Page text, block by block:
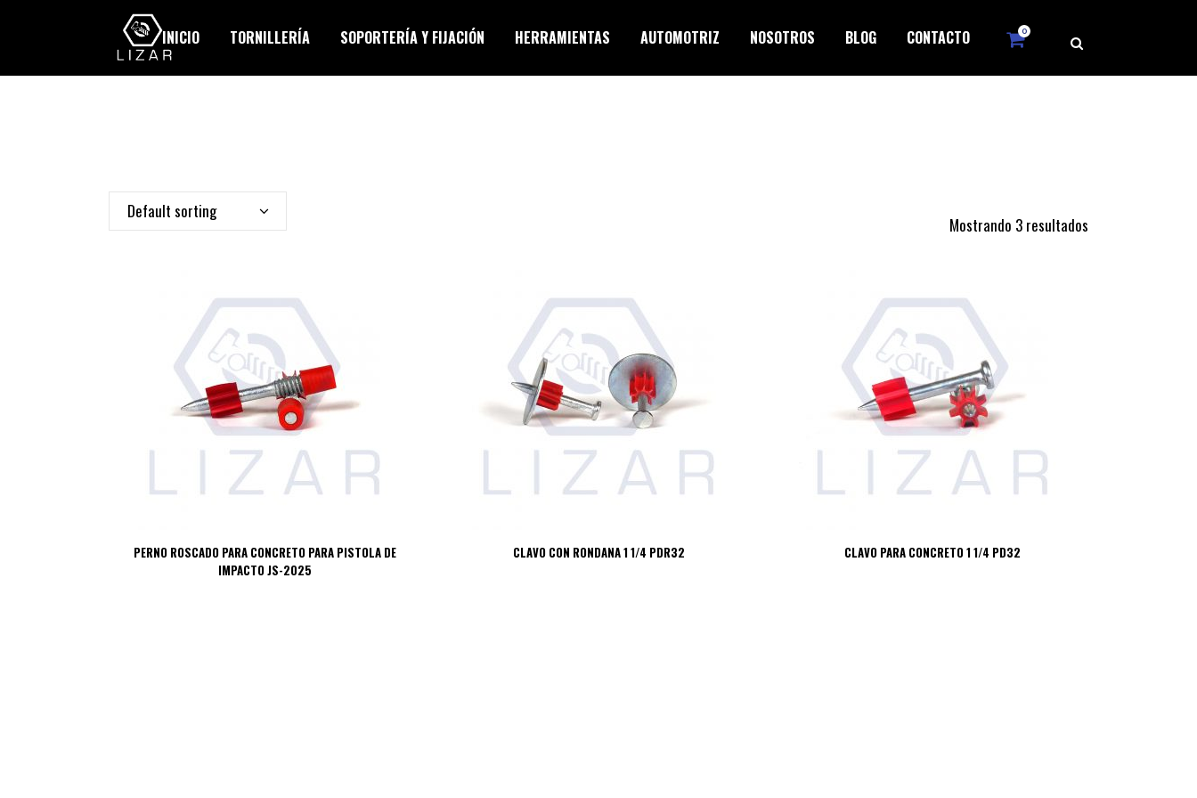
0
INICIO TORNILLERÍA SOPORTERÍA Y FIJACIÓN HERRAMIENTAS AUTOMOTRIZ NOSOTROS BLOG CONTACTO
Mostrando 3 resultados
Default sorting
PERNO ROSCADO PARA CONCRETO PARA PISTOLA DE
IMPACTO JS-2025
CLAVO CON RONDANA 1 1/4 PDR32 CLAVO PARA CONCRETO 1 1/4 PD32